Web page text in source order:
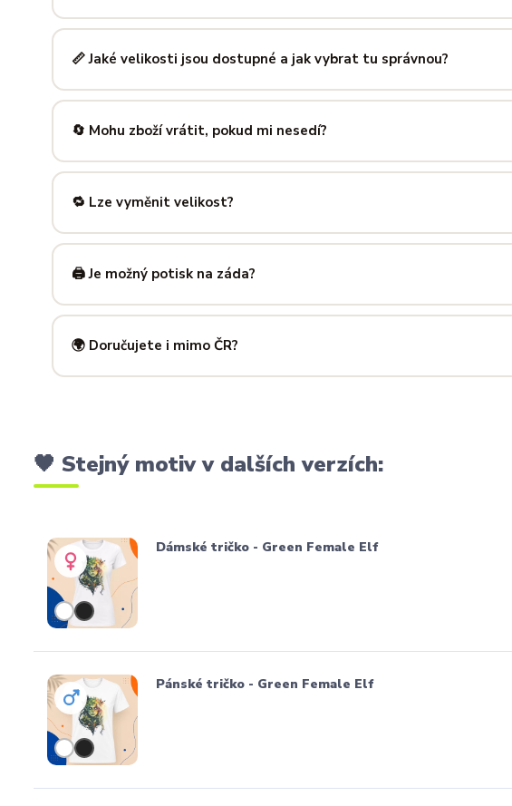
Mimo sezónu balíme a odesíláme do 3 pracovních dní. Doručení přes PPL,
poštu trvá obvykle 1–3 pracovní dny — zboží tak můžeš mít u sebe už za pár
📏 Jaké velikosti jsou dostupné a jak vybrat tu správnou?
Nabízíme velikosti XS až 5XL, takže si vybere opravdu každý. Klikni na
výše — najdeš tam přesné míry v cm a výběr velikosti bude hračka.
🔄 Mohu zboží vrátit, pokud mi nesedí?
Samozřejmě. Máš plných14 dní na vráceníbez udání důvodu. Stačí nás
info@ilus.cza vše vyřídíme rychle a bez komplikací.
🔁 Lze vyměnit velikost?
Standardně výměnu nenabízíme, ale víme, že se to stane — proto se
info@ilus.cz. Většinou společně najdeme řešení, které vás potěší.
🖨️ Je možný potisk na záda?
Ano! Potisk zad je možný u většiny našich produktů — skvělé pro originální
kousky. Napiš nám předem na
🌍 Doručujete i mimo ČR?
🖤 Stejný motiv v dalších verzích:
Dámské tričko - Green Female Elf
Pánské tričko - Green Female Elf